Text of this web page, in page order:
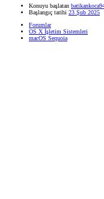
Konuyu başlatan
Başlangıç tarihi 23 Şub 2025
Forumlar
OS X İşletim Sistemleri
macOS Sequoia